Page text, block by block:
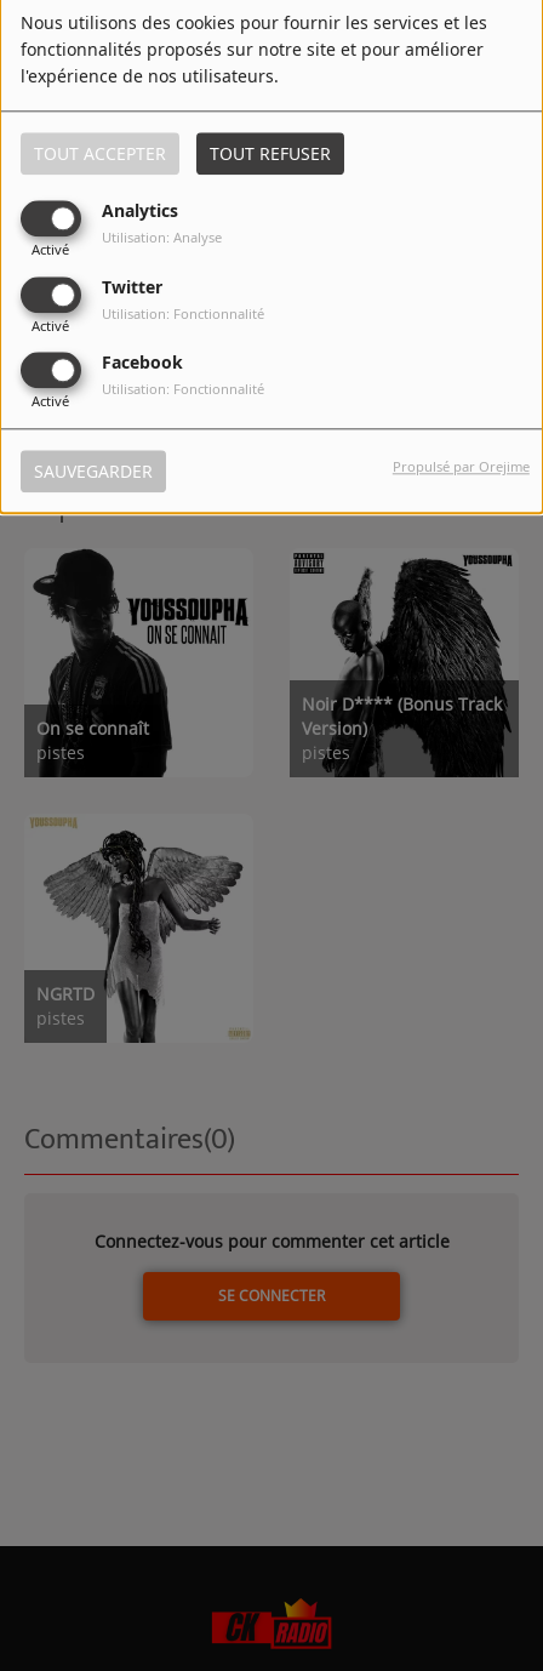
Nous utilisons des cookies pour fournir les services et les
fonctionnalités proposés sur notre site et pour améliorer
l'expérience de nos utilisateurs.
TOUT ACCEPTER TOUT REFUSER
Analytics
Activé
Utilisation: Analyse
Twitter
Activé
Utilisation: Fonctionnalité
Facebook
Activé
Utilisation: Fonctionnalité
SAUVEGARDER Propulsé par Orejime
Par amour
9 L'amour
10 Chanson française
Top Albums
On se connaît
pistes
Noir D**** (Bonus Track
Version)
pistes
NGRTD
pistes
Commentaires(0)
Connectez-vous pour commenter cet article
SE CONNECTER